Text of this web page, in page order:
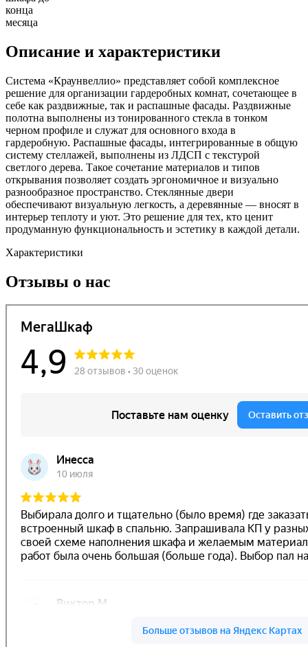
конца
месяца
Описание и характеристики
Система «Краунвеллио» представляет собой комплексное
решение для организации гардеробных комнат, сочетающее в
себе как раздвижные, так и распашные фасады. Раздвижные
полотна выполнены из тонированного стекла в тонком
черном профиле и служат для основного входа в
гардеробную. Распашные фасады, интегрированные в общую
систему стеллажей, выполнены из ЛДСП с текстурой
светлого дерева. Такое сочетание материалов и типов
открывания позволяет создать эргономичное и визуально
разнообразное пространство. Стеклянные двери
обеспечивают визуальную легкость, а деревянные — вносят в
интерьер теплоту и уют. Это решение для тех, кто ценит
продуманную функциональность и эстетику в каждой детали.
Характеристики
Отзывы о нас